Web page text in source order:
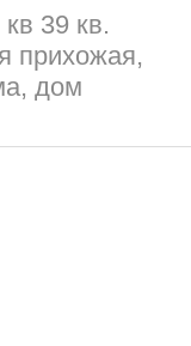
39 кв.
прихожая,
дом